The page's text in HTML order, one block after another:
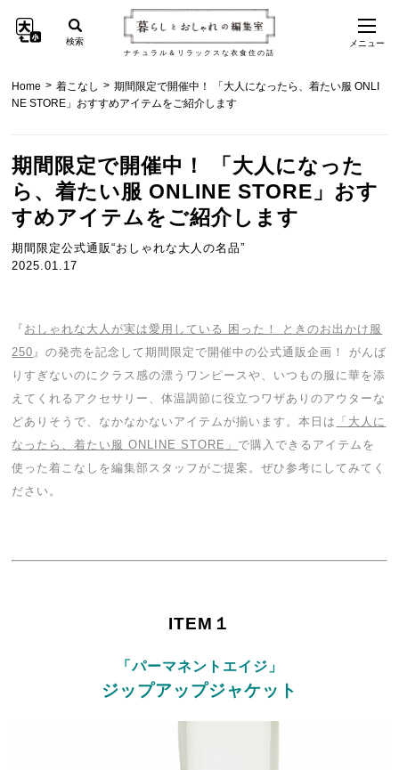
ナチュラル＆リラックスな衣食住の話
検索 メニュー
Home > 着こなし > 期間限定で開催中！ 「大人になったら、着たい服 ONLI
NE STORE」おすすめアイテムをご紹介します
期間限定で開催中！ 「大人になった
ら、着たい服 ONLINE STORE」おす
すめアイテムをご紹介します
期間限定公式通販“おしゃれな大人の名品”
2025.01.17
『 おしゃれな大人が実は愛用している 困った！ ときのお出かけ服
250 』の発売を記念して期間限定で開催中の公式通販企画！ がんば
りすぎないのにクラス感の漂うワンピースや、いつもの服に華を添
えてくれるアクセサリー、体温調節に役立つワザありのアウターな
どありそうで、なかなかないアイテムが揃います。本日は 「大人に
なったら、着たい服 ONLINE STORE」 で購入できるアイテムを
使った着こなしを編集部スタッフがご提案。ぜひ参考にしてみてく
ださい。
ITEM１
「パーマネントエイジ」
ジップアップジャケット